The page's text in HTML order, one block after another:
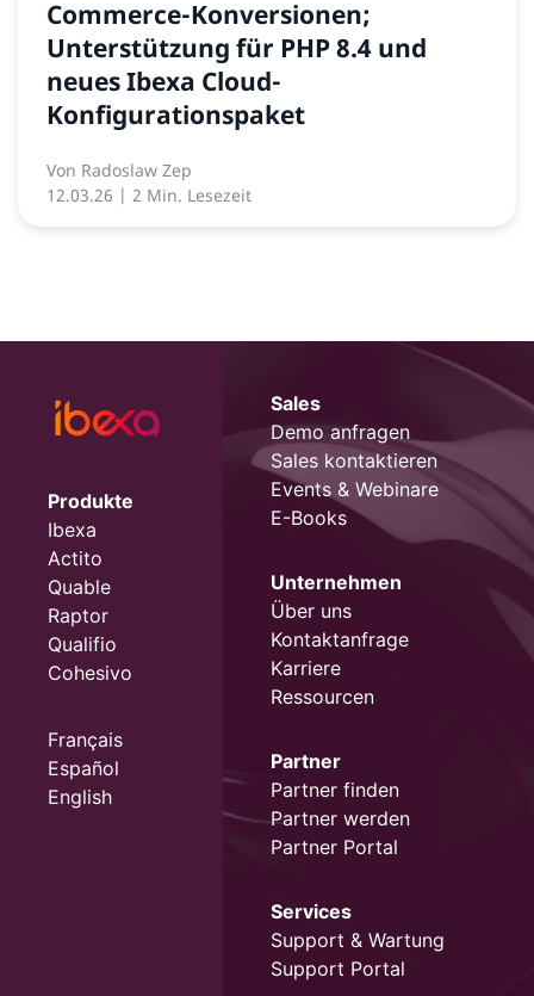
Commerce-Konversionen;
Unterstützung für PHP 8.4 und
neues Ibexa Cloud-
Konfigurationspaket
Von Radoslaw Zep
12.03.26 | 2 Min. Lesezeit